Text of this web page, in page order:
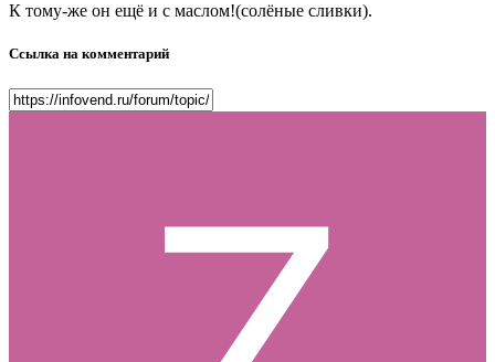
К тому-же он ещё и с маслом!(солёные сливки).
Ссылка на комментарий